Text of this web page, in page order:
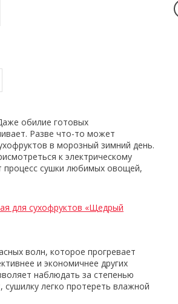
обилие готовых
Разве что-то может
в морозный зимний день.
к электрическому
процесс сушки любимых овощей,
для сухофруктов «Щедрый
волн, которое прогревает
и экономичнее других
наблюдать за степенью
легко протереть влажной